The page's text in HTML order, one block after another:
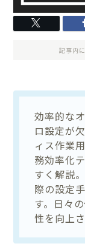
記事内
効率的な
ロ設定が
ィス作業
務効率化
すく解説
際の設定
す。日々
性を向上